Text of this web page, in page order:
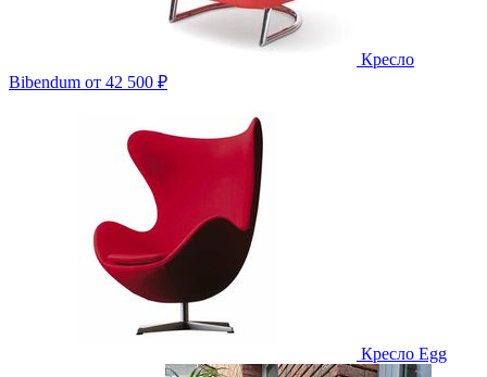
Кресло
Bibendum от 42 500 ₽
Кресло Egg